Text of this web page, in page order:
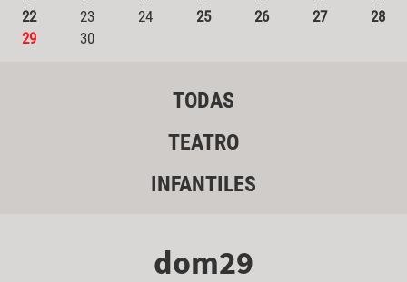
22
23 24 25 26 27
28
29
30
TODAS
TEATRO
INFANTILES
dom29